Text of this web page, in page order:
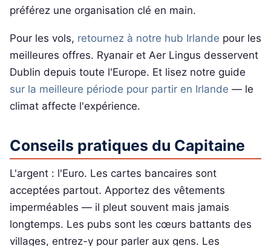
préférez une organisation clé en main.
Pour les vols, retournez à notre hub Irlande pour les
meilleures offres. Ryanair et Aer Lingus desservent
Dublin depuis toute l'Europe. Et lisez notre guide
sur la meilleure période pour partir en Irlande — le
climat affecte l'expérience.
Conseils pratiques du Capitaine
L'argent : l'Euro. Les cartes bancaires sont
acceptées partout. Apportez des vêtements
imperméables — il pleut souvent mais jamais
longtemps. Les pubs sont les cœurs battants des
villages, entrez-y pour parler aux gens. Les